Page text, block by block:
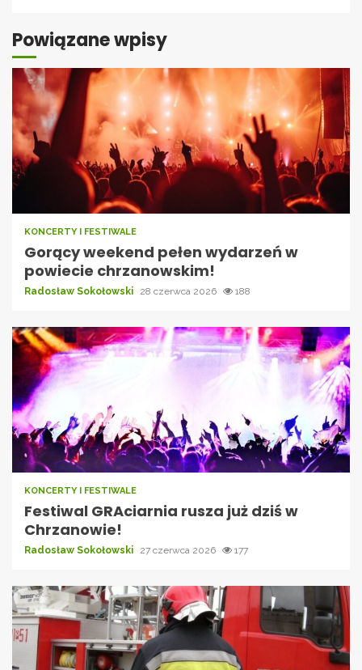
Powiązane wpisy
KONCERTY I FESTIWALE
Gorący weekend pełen wydarzeń w
powiecie chrzanowskim!
Radosław Sokołowski 28 czerwca 2026 188
KONCERTY I FESTIWALE
Festiwal GRAciarnia rusza już dziś w
Chrzanowie!
Radosław Sokołowski 27 czerwca 2026 177